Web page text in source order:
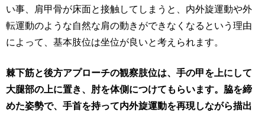
い事、肩甲骨が床面と接触してしまうと、内外旋運動や外
転運動のような自然な肩の動きができなくなるという理由
によって、基本肢位は坐位が良いと考えられます。
棘下筋と後方アプローチの観察肢位は、手の甲を上にして
大腿部の上に置き、肘を体側につけてもらいます。脇を締
めた姿勢で、手首を持って内外旋運動を再現しながら描出